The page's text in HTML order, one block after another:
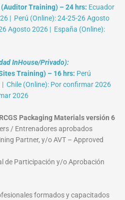
Training) – 24 hrs: Ecuador
| Perú (Online): 24-25-26 Agosto
Agosto 2026 | España (Online):
InHouse/Privado):
Training) – 16 hrs: Perú
Chile (Online): Por confirmar 2026
2026
Packaging Materials versión 6
/ Entrenadores aprobados
Partner, y/o AVT – Approved
de Participación y/o Aprobación
formados y capacitados